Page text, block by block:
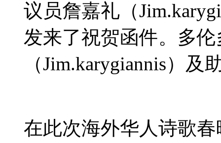
议员詹嘉礼（
发来了祝贺函件。多
（Jim.karygiannis）及
在此次海外华人诗歌